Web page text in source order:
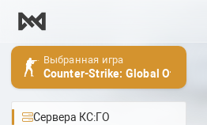
Выбранная игра
Counter-Strike: Global Offensive
Сервера КС:ГО